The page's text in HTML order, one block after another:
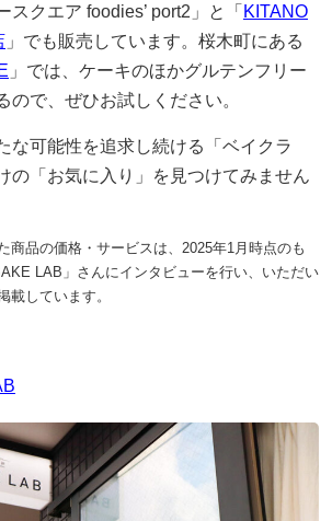
スクエア foodies’ port2」と「 KITANO
」でも販売しています。桜木町にある
」では、ケーキのほかグルテンフリー
ので、ぜひお試しください。
な可能性を追求し続ける「ベイクラ
の「お気に入り」を見つけてみません
商品の価格・サービスは、2025年1月時点のも
LAB」さんにインタビューを行い、いただい
載しています。